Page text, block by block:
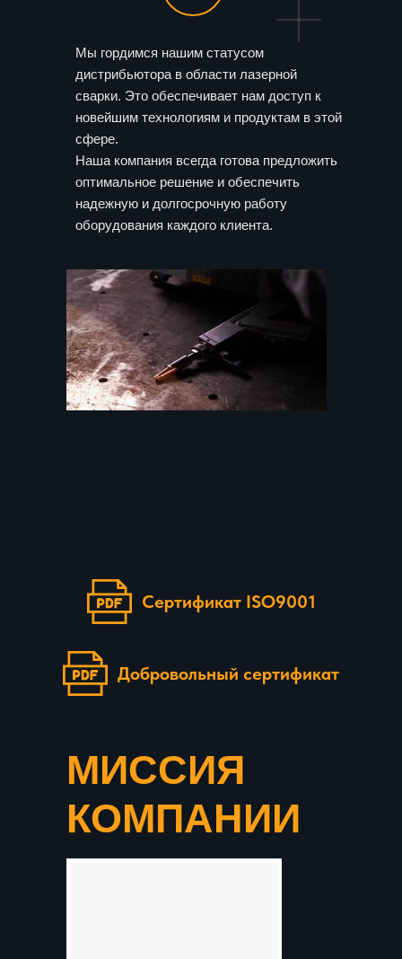
Мы гордимся нашим статусом
дистрибьютора в области лазерной
сварки. Это обеспечивает нам доступ к
новейшим технологиям и продуктам в этой
сфере.
Наша компания всегда готова предложить
оптимальное решение и обеспечить
надежную и долгосрочную работу
оборудования каждого клиента.
Сертификат ISO9001
Добровольный сертификат
МИССИЯ
КОМПАНИИ